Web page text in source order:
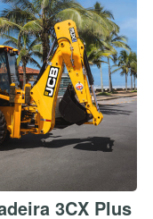
3CX Plus